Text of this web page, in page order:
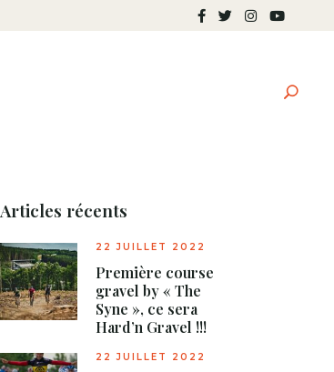
Articles récents
22 JUILLET 2022
Première course
gravel by « The
Syne », ce sera
Hard’n Gravel !!!
22 JUILLET 2022